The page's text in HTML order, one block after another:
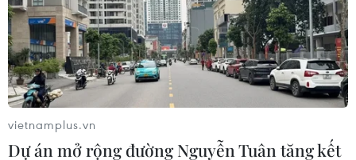
vietnamplus.vn
Dự án mở rộng đường Nguyễn Tuân tăng kết